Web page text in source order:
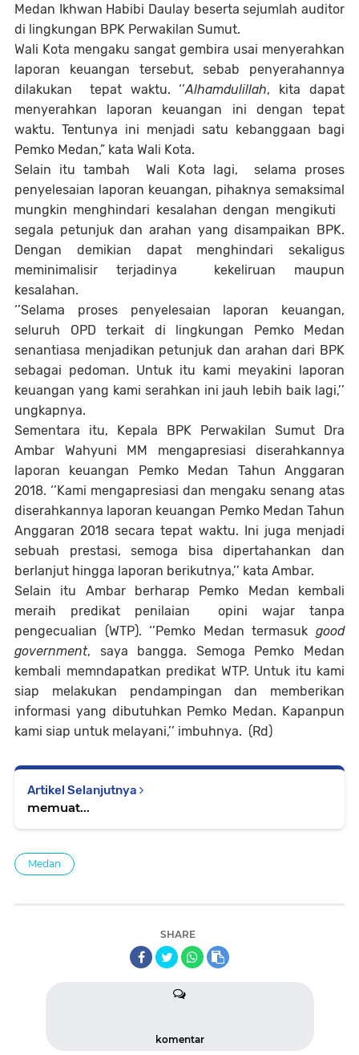
Medan Ikhwan Habibi Daulay beserta sejumlah auditor
di lingkungan BPK Perwakilan Sumut.
Wali Kota mengaku sangat gembira usai menyerahkan
laporan keuangan tersebut, sebab penyerahannya
dilakukan tepat waktu. ‘’Alhamdulillah, kita dapat
menyerahkan laporan keuangan ini dengan tepat
waktu. Tentunya ini menjadi satu kebanggaan bagi
Pemko Medan,” kata Wali Kota.
Selain itu tambah Wali Kota lagi, selama proses
penyelesaian laporan keuangan, pihaknya semaksimal
mungkin menghindari kesalahan dengan mengikuti
segala petunjuk dan arahan yang disampaikan BPK.
Dengan demikian dapat menghindari sekaligus
meminimalisir terjadinya kekeliruan maupun
kesalahan.
‘’Selama proses penyelesaian laporan keuangan,
seluruh OPD terkait di lingkungan Pemko Medan
senantiasa menjadikan petunjuk dan arahan dari BPK
sebagai pedoman. Untuk itu kami meyakini laporan
keuangan yang kami serahkan ini jauh lebih baik lagi,’’
ungkapnya.
Sementara itu, Kepala BPK Perwakilan Sumut Dra
Ambar Wahyuni MM mengapresiasi diserahkannya
laporan keuangan Pemko Medan Tahun Anggaran
2018. ‘’Kami mengapresiasi dan mengaku senang atas
diserahkannya laporan keuangan Pemko Medan Tahun
Anggaran 2018 secara tepat waktu. Ini juga menjadi
sebuah prestasi, semoga bisa dipertahankan dan
berlanjut hingga laporan berikutnya,’’ kata Ambar.
Selain itu Ambar berharap Pemko Medan kembali
meraih predikat penilaian opini wajar tanpa
pengecualian (WTP). ‘’Pemko Medan termasuk good
government, saya bangga. Semoga Pemko Medan
kembali memndapatkan predikat WTP. Untuk itu kami
siap melakukan pendampingan dan memberikan
informasi yang dibutuhkan Pemko Medan. Kapanpun
kami siap untuk melayani,’’ imbuhnya. (Rd)
Artikel Selanjutnya
memuat...
Medan
SHARE
komentar